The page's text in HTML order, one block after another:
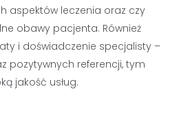
aspektów leczenia oraz czy
obawy pacjenta. Również
i doświadczenie specjalisty –
pozytywnych referencji, tym
jakość usług.